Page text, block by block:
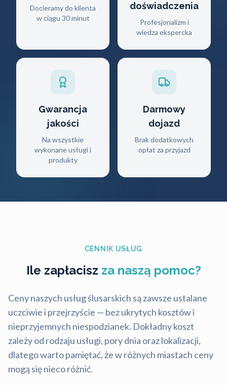
Docieramy do klienta
w ciągu 30 minut
doświadczenia
Profesjonalizm i
wiedza ekspercka
Gwarancja
jakości
Na wszystkie
wykonane usługi i
produkty
Darmowy
dojazd
Brak dodatkowych
opłat za przyjazd
CENNIK USŁUG
Ile zapłacisz za naszą pomoc?
Ceny naszych usług ślusarskich są zawsze ustalane
uczciwie i przejrzyście — bez ukrytych kosztów i
nieprzyjemnych niespodzianek. Dokładny koszt
zależy od rodzaju usługi, pory dnia oraz lokalizacji,
dlatego warto pamiętać, że w różnych miastach ceny
mogą się nieco różnić.